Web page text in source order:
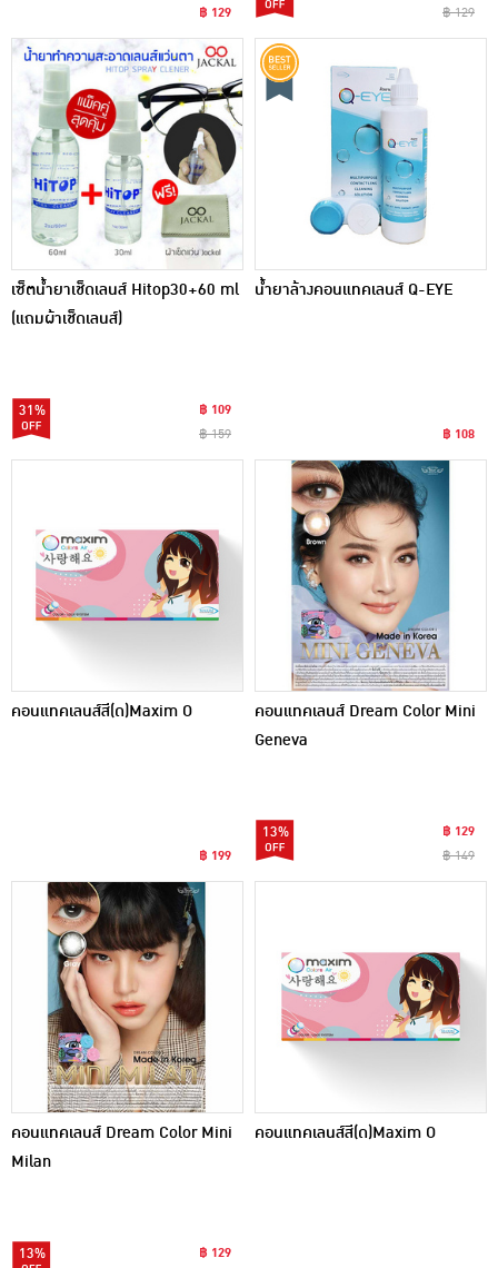
฿ 129
฿ 129
เซ็ตน้ำยาเช็ดเลนส์ Hitop30+60 ml
(แถมผ้าเช็ดเลนส์)
31%
฿ 109
฿ 159
น้ำยาล้างคอนแทคเลนส์ Q-EYE
฿ 108
คอนแทคเลนส์สี(ด)Maxim O
฿ 199
คอนแทคเลนส์ Dream Color Mini
Geneva
13%
฿ 129
฿ 149
คอนแทคเลนส์ Dream Color Mini
Milan
13%
฿ 129
คอนแทคเลนส์สี(ด)Maxim O